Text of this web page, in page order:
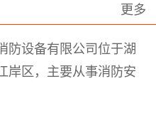
更多
防设备有限公司位于湖
岸区，主要从事消防安